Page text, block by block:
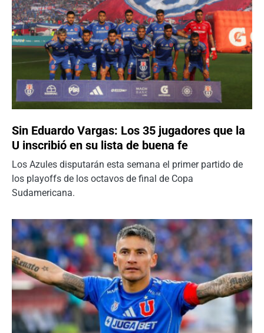
Sin Eduardo Vargas: Los 35 jugadores que la
U inscribió en su lista de buena fe
Los Azules disputarán esta semana el primer partido de
los playoffs de los octavos de final de Copa
Sudamericana.